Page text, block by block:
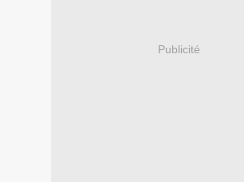
Publicité